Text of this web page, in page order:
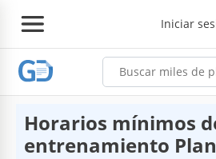
Iniciar
Horarios mínimos
entrenamiento